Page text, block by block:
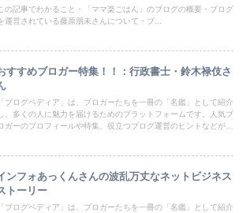
の記事でわかること・「ママ楽ごはん」のブログの概要・ブログ
運営されている藤原朋未さんについて・ブ...
すすめブロガー特集！！：行政書士・鈴木禄伎さ
「ブログペディア」は、ブロガーたちを一冊の「名鑑」として紹介
し、多くの人に魅力を届けるためのプラットフォームです。人気ブ
ガーのプロフィールや特集、役立つブログ運営のヒントなどが満
ンフォあっくんさんの波乱万丈なネットビジネス
トーリー
「ブログペディア」は、ブロガーたちを一冊の「名鑑」として紹介